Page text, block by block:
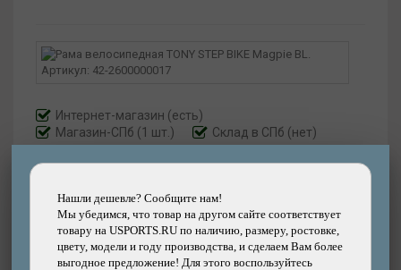
Нашли дешевле? Сообщите нам!
Мы убедимся, что товар на другом сайте соответствует
товару на USPORTS.RU по наличию, размеру, ростовке,
цвету, модели и году производства, и сделаем Вам более
выгодное предложение! Для этого воспользуйтесь
Интернет-магазин (есть)
Магазин-СПб (1 шт.)
Склад в СПб (нет)
Артикул:42-2600000017
Размер рамы:20,8"
Цвет:Красный